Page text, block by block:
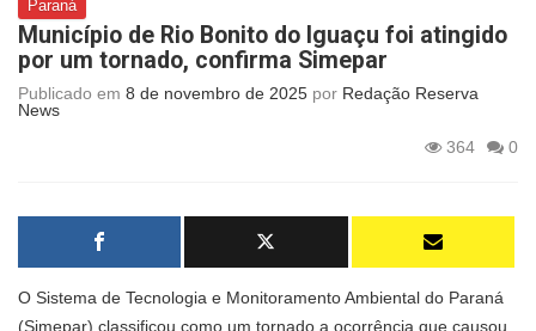
Paraná
Município de Rio Bonito do Iguaçu foi atingido
por um tornado, confirma Simepar
Publicado em 8 de novembro de 2025 por Redação Reserva
News
364
0
O Sistema de Tecnologia e Monitoramento Ambiental do Paraná
(Simepar) classificou como um tornado a ocorrência que causou